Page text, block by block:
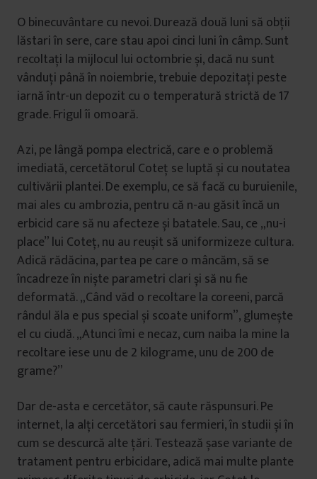
O binecuvântare cu nevoi. Durează două luni să obții
lăstari în sere, care stau apoi cinci luni în câmp. Sunt
recoltați la mijlocul lui octombrie și, dacă nu sunt
vânduți până în noiembrie, trebuie depozitați peste
iarnă într-un depozit cu o temperatură strictă de 17
grade. Frigul îi omoară.
Azi, pe lângă pompa electrică, care e o problemă
imediată, cercetătorul Coteț se luptă și cu noutatea
cultivării plantei. De exemplu, ce să facă cu buruienile,
mai ales cu ambrozia, pentru că n-au găsit încă un
erbicid care să nu afecteze și batatele. Sau, ce „nu-i
place” lui Coteț, nu au reușit să uniformizeze cultura.
Adică rădăcina, partea pe care o mâncăm, să se
încadreze în niște parametri clari și să nu fie
deformată. „Când văd o recoltare la coreeni, parcă
rândul ăla e pus special și scoate uniform”, glumește
el cu ciudă. „Atunci îmi e necaz, cum naiba la mine la
recoltare iese unu de 2 kilograme, unu de 200 de
grame?”
Dar de-asta e cercetător, să caute răspunsuri. Pe
internet, la alți cercetători sau fermieri, în studii și în
cum se descurcă alte țări. Testează șase variante de
tratament pentru erbicidare, adică mai multe plante